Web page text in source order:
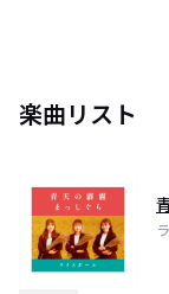
楽曲リスト